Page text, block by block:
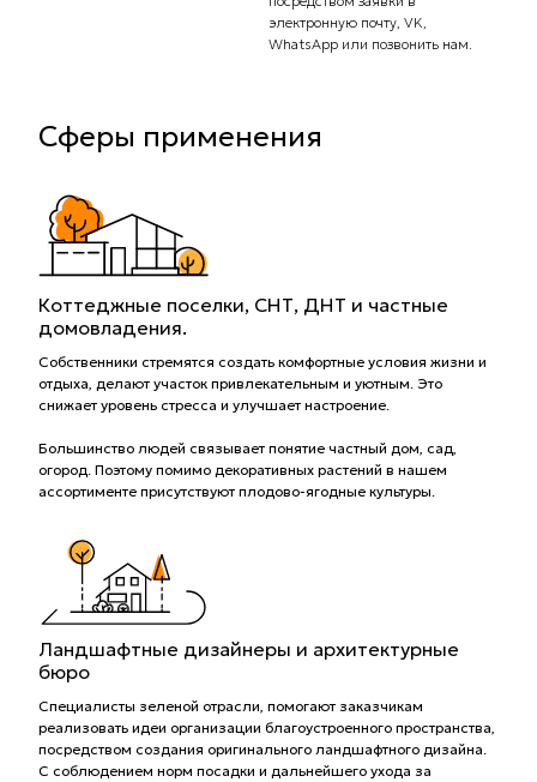
электронную почту, VK,
WhatsApp или позвонить нам.
Сферы применения
Коттеджные поселки, СНТ, ДНТ и частные
домовладения.
Собственники стремятся создать комфортные условия жизни и
отдыха, делают участок привлекательным и уютным. Это
снижает уровень стресса и улучшает настроение.
Большинство людей связывает понятие частный дом, сад,
огород. Поэтому помимо декоративных растений в нашем
ассортименте присутствуют плодово-ягодные культуры.
Ландшафтные дизайнеры и архитектурные
бюро
Специалисты зеленой отрасли, помогают заказчикам
реализовать идеи организации благоустроенного пространства,
посредством создания оригинального ландшафтного дизайна.
С соблюдением норм посадки и дальнейшего ухода за